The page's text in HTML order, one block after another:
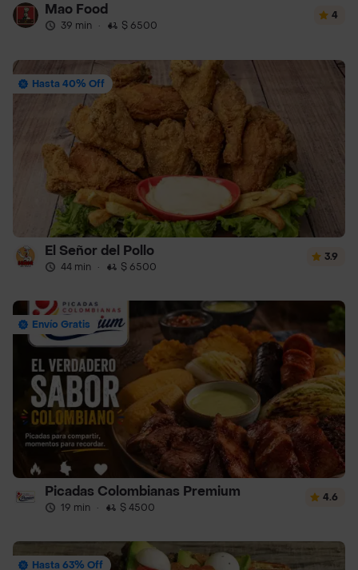
Mao Food
39 min · $ 6500
4
Hasta 40% Off
El Señor del Pollo
44 min · $ 6500
3.9
Envío Gratis
Picadas Colombianas Premium
19 min · $ 4500
4.6
Hasta 63% Off